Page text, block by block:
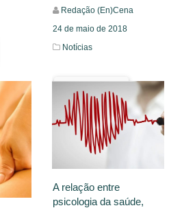
Redação (En)Cena
24 de maio de 2018
Notícias
Leia Mais
A relação entre
psicologia da saúde,